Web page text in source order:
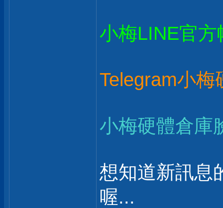
小梅LINE官方
Telegram小梅
小梅硬體倉庫
想知道新訊息
喔...